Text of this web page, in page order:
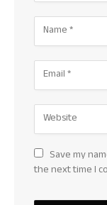
Save my
the next time I